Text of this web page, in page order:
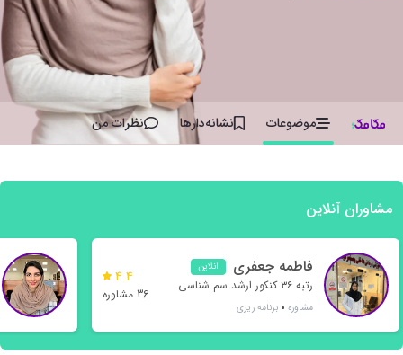
موضوعات نشانه‌دار‌ها نظرات من
مشاوران آنلاین
فاطمه جعفری آنلاین
رتبه ۳۶ کنکور ارشد سم شناسی
مشاوره برنامه ریزی
4.4
36 مشاوره